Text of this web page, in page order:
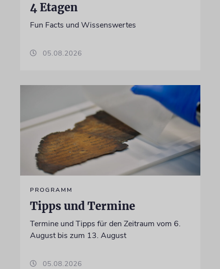
4 Etagen
Fun Facts und Wissenswertes
05.08.2026
PROGRAMM
Tipps und Termine
Termine und Tipps für den Zeitraum vom 6.
August bis zum 13. August
05.08.2026